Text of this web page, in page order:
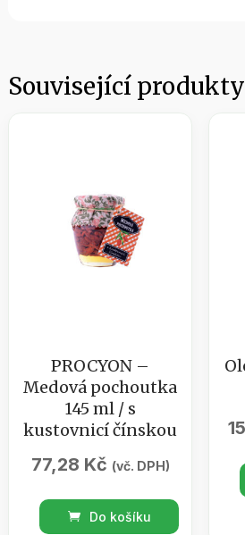
Související produkty
PROCYON –
Medová pochoutka
145 ml / s
kustovnicí čínskou
77,28 Kč (vč. DPH)
PROCYON
Do košíku
Olej